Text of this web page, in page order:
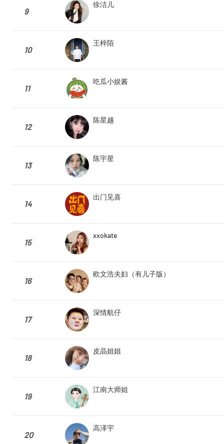
9
徐洁儿
10
王梓陌
11
吃瓜小娱酱
12
陈星越
13
陈宇星
14
出门见喜
15
xxokate
16
欧文浩夫妇（有儿子版）
17
深情航仔
18
皮晶姐姐
19
江南大师姐
20
高泽宇